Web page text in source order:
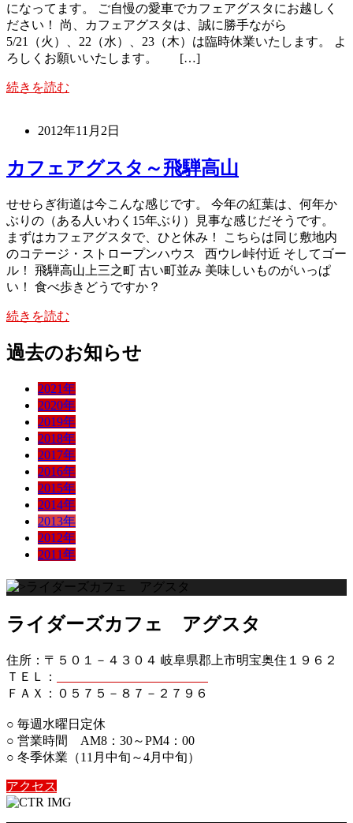
になってます。 ご自慢の愛車でカフェアグスタにお越しく
ださい！ 尚、カフェアグスタは、誠に勝手ながら
5/21（火）、22（水）、23（木）は臨時休業いたします。 よ
ろしくお願いいたします。 […]
続きを読む
2012年11月2日
カフェアグスタ～飛騨高山
せせらぎ街道は今こんな感じです。 今年の紅葉は、何年か
ぶりの（ある人いわく15年ぶり）見事な感じだそうです。
まずはカフェアグスタで、ひと休み！ こちらは同じ敷地内
のコテージ・ストロープンハウス 西ウレ峠付近 そしてゴー
ル！ 飛騨高山上三之町 古い町並み 美味しいものがいっぱ
い！ 食べ歩きどうですか？
続きを読む
過去のお知らせ
2021年
2020年
2019年
2018年
2017年
2016年
2015年
2014年
2013年
2012年
2011年
ライダーズカフェ アグスタ
住所：〒５０１－４３０４ 岐阜県郡上市明宝奥住１９６２
ＴＥＬ：
ＦＡＸ：０５７５－８７－２７９６
○ 毎週水曜日定休
○ 営業時間 AM8：30～PM4：00
○ 冬季休業（11月中旬～4月中旬）
アクセス